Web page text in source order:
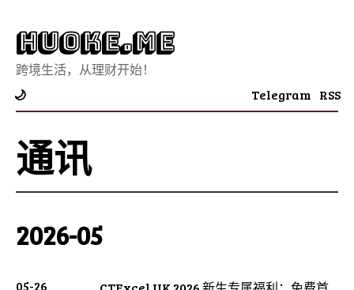
Huoke.Me
跨境生活，从理财开始！
🌙 Telegram RSS
通讯
2026-05
05-26